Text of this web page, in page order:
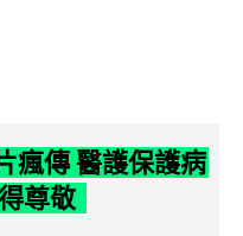
瘋傳 醫護保護病
尊敬